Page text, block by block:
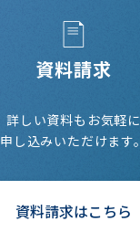
資料請求
詳しい資料もお気軽に
申し込みいただけます。
資料請求はこちら